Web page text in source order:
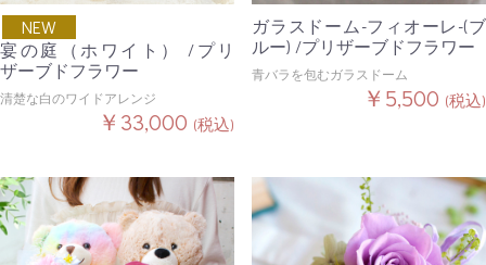
NEW
宴の庭（ホワイト） /プリ
ザーブドフラワー
清楚な白のワイドアレンジ
￥33,000 (税込)
ガラスドーム-フィオーレ-(ブ
ルー) /プリザーブドフラワー
青バラを包むガラスドーム
￥5,500 (税込)